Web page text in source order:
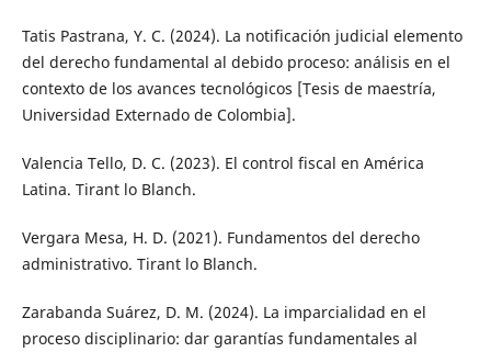
Tatis Pastrana, Y. C. (2024). La notificación judicial elemento
del derecho fundamental al debido proceso: análisis en el
contexto de los avances tecnológicos [Tesis de maestría,
Universidad Externado de Colombia].
Valencia Tello, D. C. (2023). El control fiscal en América
Latina. Tirant lo Blanch.
Vergara Mesa, H. D. (2021). Fundamentos del derecho
administrativo. Tirant lo Blanch.
Zarabanda Suárez, D. M. (2024). La imparcialidad en el
proceso disciplinario: dar garantías fundamentales al